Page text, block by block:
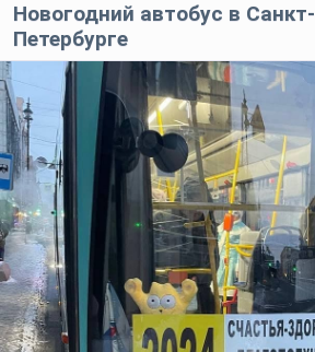
Новогодний автобус в Санкт-
Петербурге